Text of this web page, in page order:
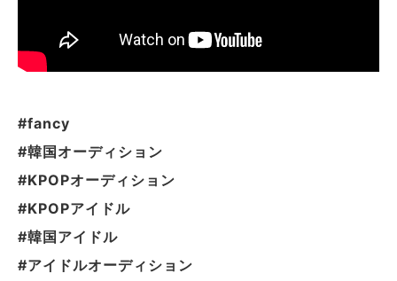
#fancy
#韓国オーディション
#KPOPオーディション
#KPOPアイドル
#韓国アイドル
#アイドルオーディション